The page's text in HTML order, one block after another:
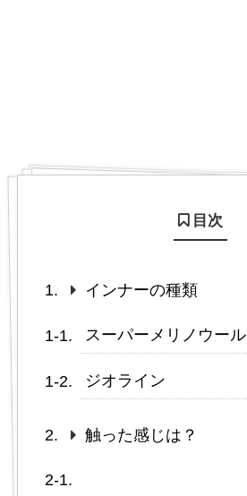
目次
インナーの種類
スーパーメリノウール
ジオライン
触った感じは？